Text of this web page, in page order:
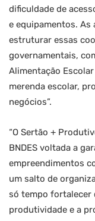
dificuldade de
e equipamentos. As
estruturar essas
governamentais,
Alimentação
merenda escolar,
negócios”.
“O Sertão +
BNDES voltada a
empreendimentos
um salto de
só tempo fortalecer
produtividade e a